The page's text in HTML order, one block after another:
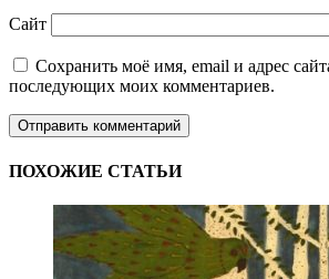
Сайт
Сохранить моё имя, email и адрес
последующих моих комментариев.
ПОХОЖИЕ СТАТЬИ